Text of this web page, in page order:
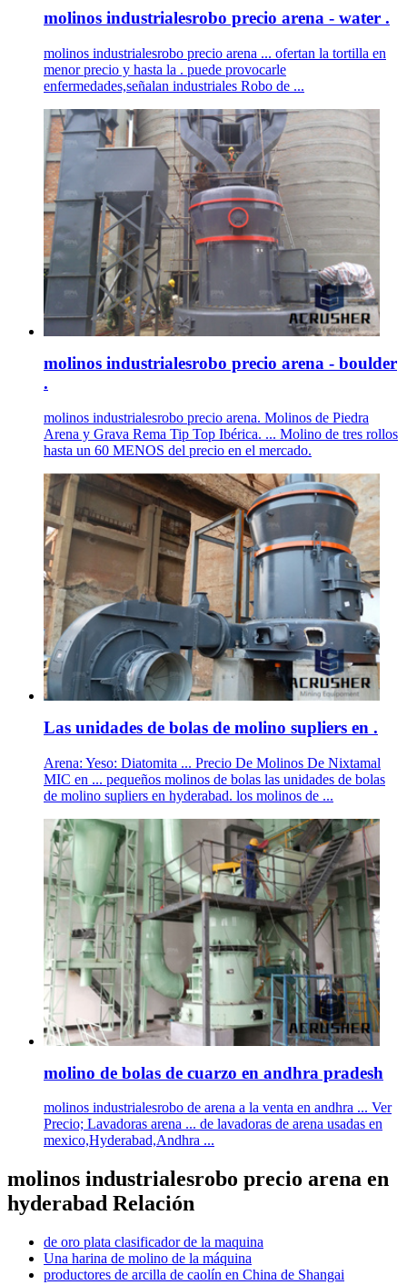
molinos industrialesrobo precio arena - water .
molinos industrialesrobo precio arena ... ofertan la tortilla en
menor precio y hasta la . puede provocarle
enfermedades,señalan industriales Robo de ...
molinos industrialesrobo precio arena - boulder
.
molinos industrialesrobo precio arena. Molinos de Piedra
Arena y Grava Rema Tip Top Ibérica. ... Molino de tres rollos
hasta un 60 MENOS del precio en el mercado.
Las unidades de bolas de molino supliers en .
Arena: Yeso: Diatomita ... Precio De Molinos De Nixtamal
MIC en ... pequeños molinos de bolas las unidades de bolas
de molino supliers en hyderabad. los molinos de ...
molino de bolas de cuarzo en andhra pradesh
molinos industrialesrobo de arena a la venta en andhra ... Ver
Precio; Lavadoras arena ... de lavadoras de arena usadas en
mexico,Hyderabad,Andhra ...
molinos industrialesrobo precio arena en
hyderabad Relación
de oro plata clasificador de la maquina
Una harina de molino de la máquina
productores de arcilla de caolín en China de Shangai